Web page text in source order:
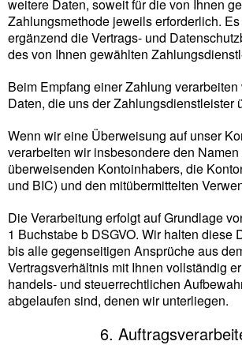
weitere Daten, soweit für die von Ihnen
Zahlungsmethode jeweils erforderlich.
ergänzend die Vertrags- und
des von Ihnen gewählten
Beim Empfang einer Zahlung
Daten, die uns der Zahlungsdienstleister
Wenn wir eine Überweisung auf unser
verarbeiten wir insbesondere den
überweisenden Kontoinhabers, die
und BIC) und den mitübermittelten
Die Verarbeitung erfolgt auf Grundlage
1 Buchstabe b DSGVO. Wir halten diese
bis alle gegenseitigen Ansprüche aus
Vertragsverhältnis mit Ihnen vollständig
handels- und steuerrechtlichen
abgelaufen sind, denen wir unterliegen.
6.